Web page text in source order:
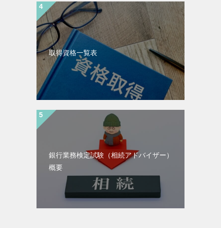
取得資格一覧表
銀行業務検定試験（相続アドバイザー）
概要